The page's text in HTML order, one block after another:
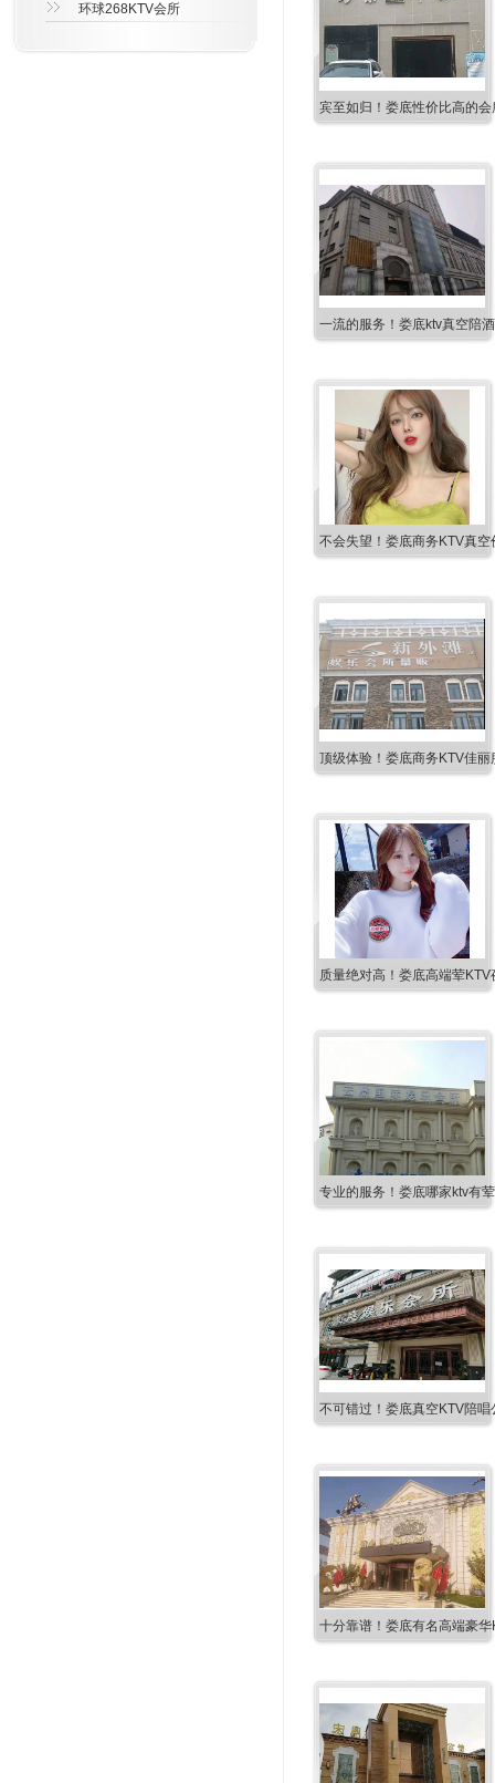
宾至如归！娄底性价比高的
一流的服务！娄底ktv真空陪
不会失望！娄底商务KTV真
顶级体验！娄底商务KTV佳
质量绝对高！娄底高端荤
专业的服务！娄底哪家ktv有
不可错过！娄底真空KTV陪
十分靠谱！娄底有名高端豪
环球268KTV会所